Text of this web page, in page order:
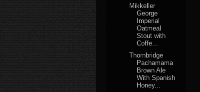
Mikkeller
George
Imperial
Oatmeal
Stout with
Coffe...
Thornbridge
Pachamama
Brown Ale
With Spanish
Honey...